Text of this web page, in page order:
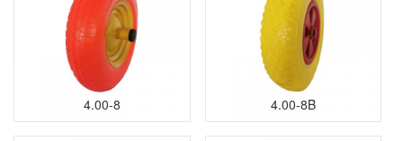
4.00-8 4.00-8B